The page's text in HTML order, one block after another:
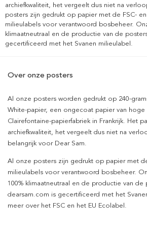
archiefkwaliteit, het vergeelt dus niet na
posters zijn gedrukt op papier met de FSC-
milieulabels voor verantwoord bosbeheer.
klimaatneutraal en de productie van de
gecertificeerd met het Svanen milieulabel.
Over onze posters
Al onze posters worden gedrukt op 240-
White-papier, een ongecoat papier van hoge
Clairefontaine-papierfabriek in Frankrijk. Het
archiefkwaliteit, het vergeelt dus niet na
belangrijk voor Dear Sam.
Al onze posters zijn gedrukt op papier met
milieulabels voor verantwoord bosbeheer.
100% klimaatneutraal en de productie van
dearsam.com is gecertificeerd met het
meer over het FSC en het EU Ecolabel.